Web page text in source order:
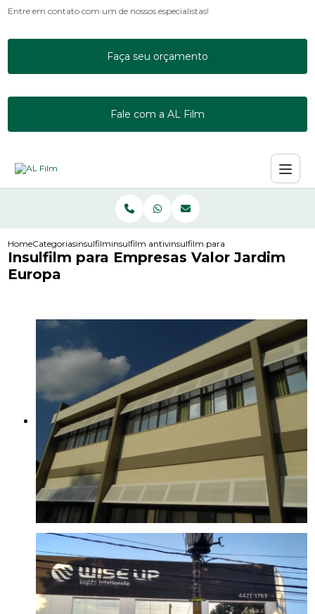
Entre em contato com um de nossos especialistas!
Faça seu orçamento
Fale com a AL Film
HomeCategoriasinsulfilminsulfilm antivandalismoinsulfilm para empresas valor
Insulfilm para Empresas Valor Jardim
Europa